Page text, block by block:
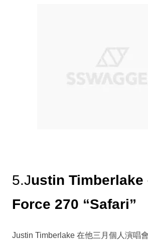
5.Justin Timberlake
Force 270 “Safari”
Justin Timberlake 在他三月個人演唱